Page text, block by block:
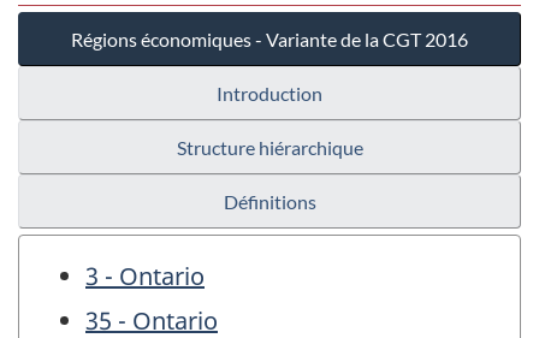
Régions économiques - Variante de la CGT 2016
Introduction
Structure hiérarchique
Définitions
3 - Ontario
35 - Ontario